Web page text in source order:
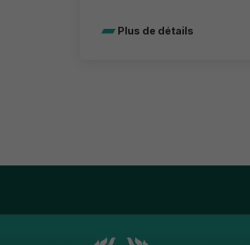
Plus de détails